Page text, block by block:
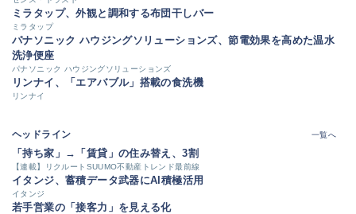
ミラタップ、外観と調和する布団干しバー
ミラタップ
パナソニック ハウジングソリューションズ、節電効果を高めた温水
洗浄便座
パナソニック ハウジングソリューションズ
リンナイ、「エアバブル」搭載の食洗機
リンナイ
ヘッドライン 一覧へ
「持ち家」→「賃貸」の住み替え、3割
【連載】リクルートSUUMO不動産トレンド最前線
イタンジ、蓄積データ武器にAI積極活用
イタンジ
若手営業の「接客力」を見える化